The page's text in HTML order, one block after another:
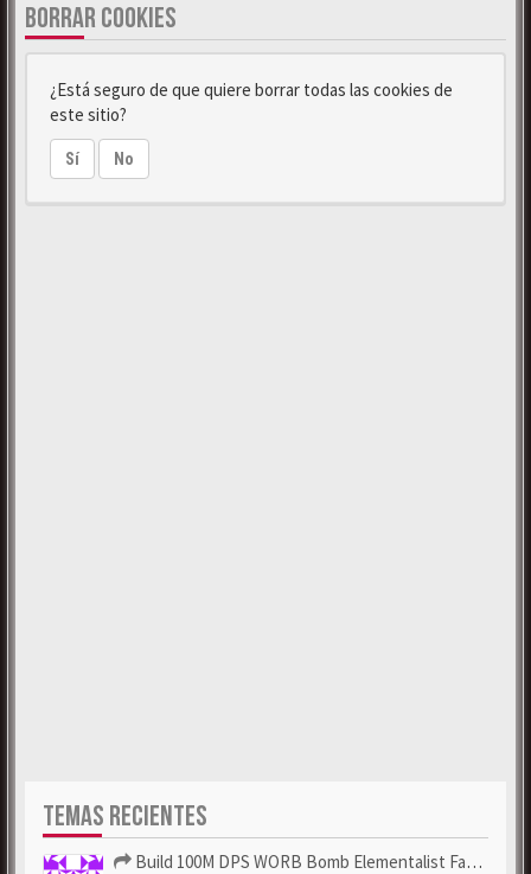
BORRAR COOKIES
¿Está seguro de que quiere borrar todas las cookies de
este sitio?
Sí No
TEMAS RECIENTES
Build 100M DPS WORB Bomb Elementalist Fast - Grab POE Curren...